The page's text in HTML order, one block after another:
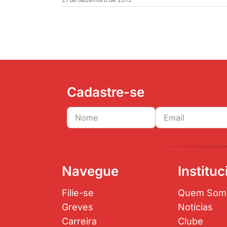
Cadastre-se
Navegue
Filie-se
Greves
Carreira
Quem
Notícias
Clube